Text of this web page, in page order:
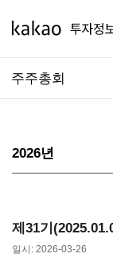
주주총회
2026년
제31기
일시: 2026-03-26